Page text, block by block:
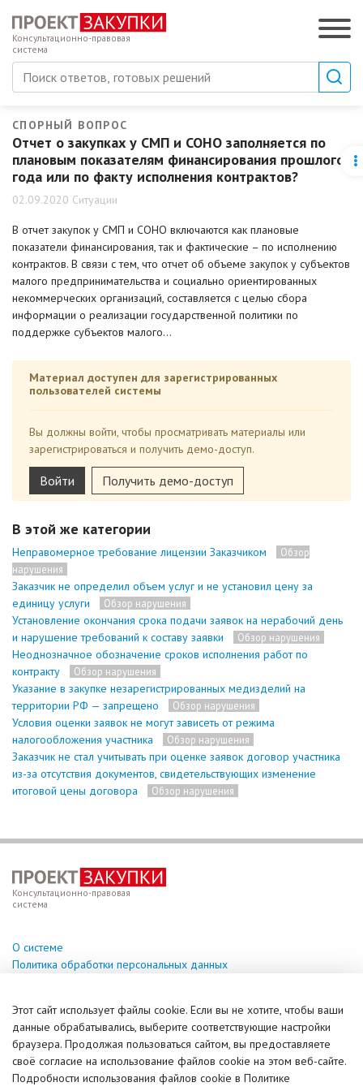
Консультационно-правовая
система
СПОРНЫЙ ВОПРОС
Отчет о закупках у СМП и СОНО заполняется по
плановым показателям финансирования прошлого
года или по факту исполнения контрактов?
02.09.2020 Ситуации
В отчет закупок у СМП и СОНО включаются как плановые
показатели финансирования, так и фактические – по исполнению
контрактов. В связи с тем, что отчет об объеме закупок у субъектов
малого предпринимательства и социально ориентированных
некоммерческих организаций, составляется с целью сбора
информации о реализации государственной политики по
поддержке субъектов малого…
Материал доступен для зарегистрированных
пользователей системы
Вы должны войти, чтобы просматривать материалы или
зарегистрироваться и получить демо-доступ.
Войти Получить демо-доступ
В этой же категории
Неправомерное требование лицензии Заказчиком
Обзор
нарушения
Заказчик не определил объем услуг и не установил цену за
единицу услуги
Обзор нарушения
Установление окончания срока подачи заявок на нерабочий день
и нарушение требований к составу заявки
Обзор нарушения
Неоднозначное обозначение сроков исполнения работ по
контракту
Обзор нарушения
Указание в закупке незарегистрированных медизделий на
территории РФ — запрещено
Обзор нарушения
Условия оценки заявок не могут зависеть от режима
налогообложения участника
Обзор нарушения
Заказчик не стал учитывать при оценке заявок договор участника
из-за отсутствия документов, свидетельствующих изменение
итоговой цены договора
Обзор нарушения
Консультационно-правовая
система
О системе
Политика обработки персональных данных
help@vzakupki.su
Справочная информация
© ИПКУ, 2017-2026. Все права защищены
Этот сайт использует файлы cookie. Если вы не хотите, чтобы ваши
данные обрабатывались, выберите соответствующие настройки
браузера. Продолжая пользоваться сайтом, вы предоставляете
своё согласие на использование файлов cookie на этом веб-сайте.
Подробности использования файлов cookie в Политике